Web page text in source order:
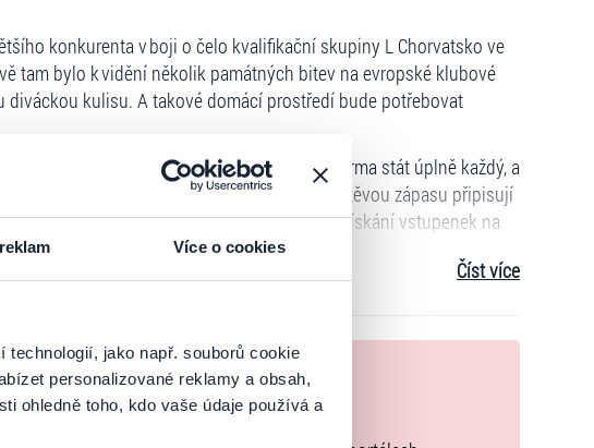
Více o cookies
jako např. souborů cookie
personalizované reklamy a obsah,
ohledně toho, kdo vaše údaje používá a
konkurenta v boji o čelo kvalifikační skupiny L Chorvatsko ve
tam bylo k vidění několik památných bitev na evropské klubové
kulisu. A takové domácí prostředí bude potřebovat
FC REPRE, kterým se může zdarma stát úplně každý, a
v programu FC REPRE navíc každou návštěvou zápasu připisují
členství, a tím zlepšují podmínky pro získání vstupenek na
v pěti cenových kategoriích za 590, 890, 1290, 1690 a 1990
Stát se členemfanouškovského programu
prodeji vstupenek na zápasy či závěrečné turnaje. Pro utkání
své 48 hodinové prodejní okno.
Už tradiční sleva v rámci zápasů české reprezentace, a to v jakékoliv
Číst více
vstupenek
si vždy zakoupíte originální vstupenky.